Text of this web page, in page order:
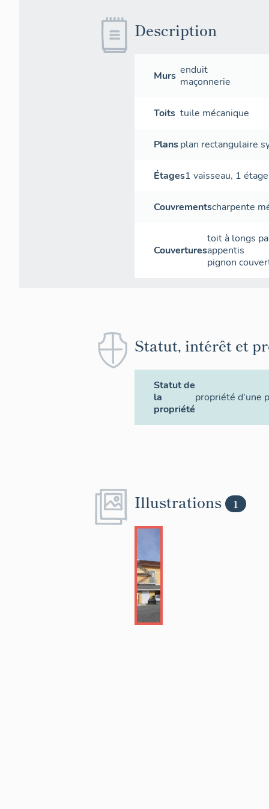
Description
Murs enduit
maçonnerie
Toits tuile mécanique
Plansplan rectangulaire
Étages1 vaisseau, 1
Couvrementscharpente
Couvertures
toit à longs
appentis
pignon
Statut, intérêt et
Statut de
la
propriété
propriété d'une
Illustrations 1